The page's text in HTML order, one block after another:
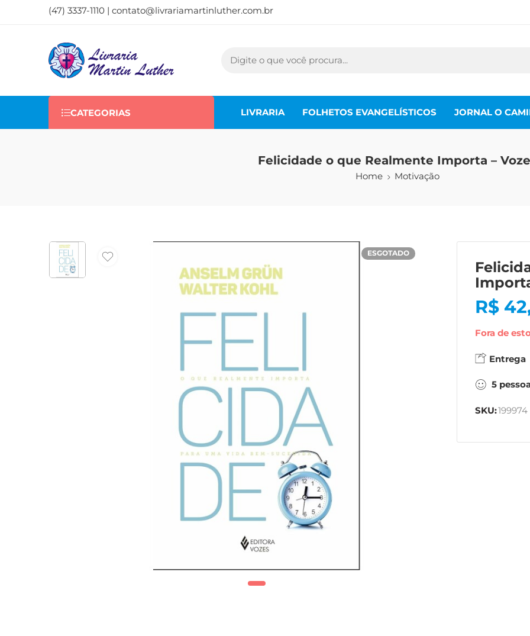
(47) 3337-1110 | contato@livrariamartinluther.com.br
CATEGORIAS LIVRARIA FOLHETOS EVANGELÍSTICOS JORNAL O
Felicidade o que Realmente Importa –
Home Motivação
ESGOTADO
R$
Fora de
Entrega
5
SKU:199974